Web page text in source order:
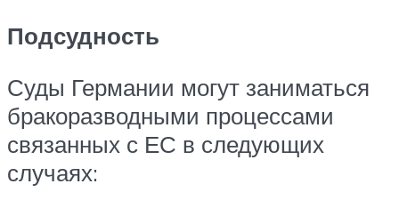
Подсудность
Суды Германии могут заниматься
бракоразводными процессами
связанных с ЕС в следующих
случаях: